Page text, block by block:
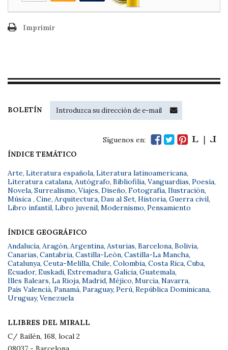
Imprimir
BOLETÍN
Síguenos en:
ÍNDICE TEMÁTICO
Arte, Literatura española, Literatura latinoamericana,
Literatura catalana, Autógrafo, Bibliofilia, Vanguardias, Poesía,
Novela, Surrealismo, Viajes, Diseño, Fotografía, Ilustración,
Música , Cine, Arquitectura, Dau al Set, Historia, Guerra civil,
Libro infantil, Libro juvenil, Modernismo, Pensamiento
ÍNDICE GEOGRÁFICO
Andalucía, Aragón, Argentina, Asturias, Barcelona, Bolivia,
Canarias, Cantabria, Castilla-León, Castilla-La Mancha,
Catalunya, Ceuta-Melilla, Chile, Colombia, Costa Rica, Cuba,
Ecuador, Euskadi, Extremadura, Galicia, Guatemala,
Illes Balears, La Rioja, Madrid, Méjico, Murcia, Navarra,
País Valencià, Panamá, Paraguay, Perú, República Dominicana,
Uruguay, Venezuela
LLIBRES DEL MIRALL
C/ Bailèn, 168, local 2